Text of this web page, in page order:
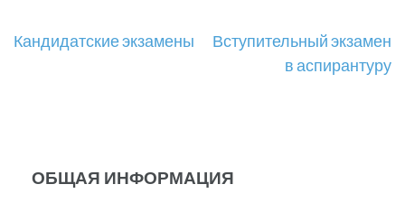
Навигация
Кандидатские экзамены
Вступительный экзамен
в аспирантуру
ОБЩАЯ ИНФОРМАЦИЯ